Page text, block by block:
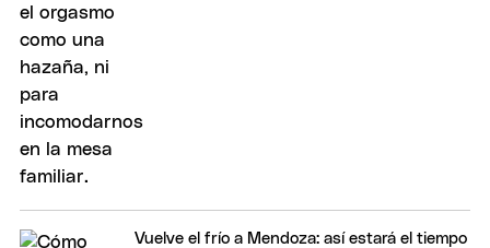
Vuelve el frío a Mendoza: así estará el tiempo